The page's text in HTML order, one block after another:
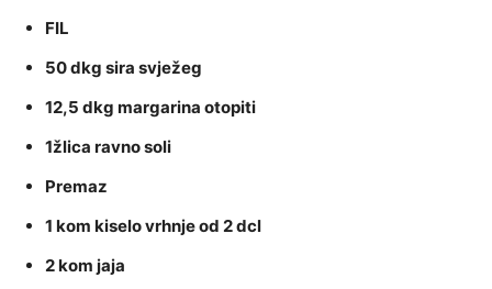
FIL
50 dkg sira svježeg
12,5 dkg margarina otopiti
1žlica ravno soli
Premaz
1 kom kiselo vrhnje od 2 dcl
2 kom jaja